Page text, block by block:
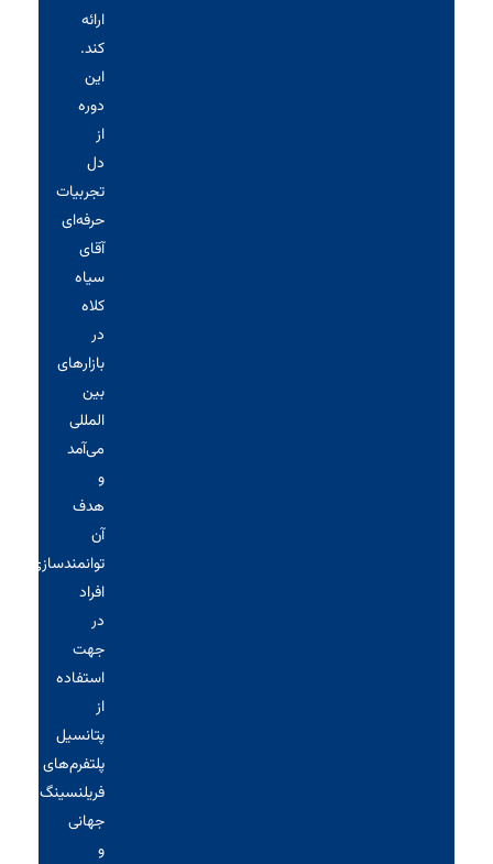
ارائه
کند.
این
دوره
از
دل
تجربیات
حرفه‌ای
آقای
سیاه‌
کلاه
در
بازارهای
بین
المللی
می‌آمد
و
هدف
آن
توانمندسازی
افراد
در
جهت
استفاده
از
پتانسیل
پلتفرم‌های
فریلنسینگ
جهانی
و